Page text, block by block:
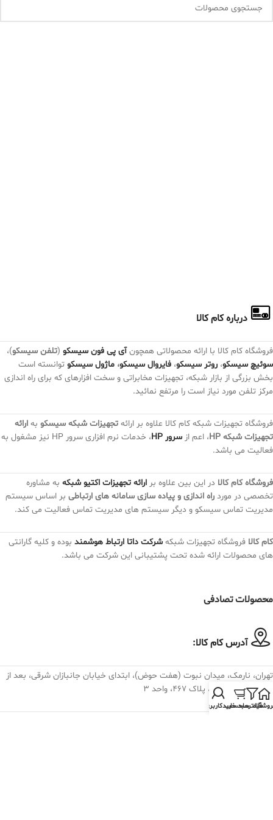
درباره کام کالا
فروشگاه کام کالا با ارائه محصولاتی همچونآی پی فون سیسکو (تلفن سیسکو)،
سوئیچ سیسکو، روتر سیسکو، فایروال سیسکو، ماژول سیسکو توانسته است
بخش بزرگی از بازار شبکه، تجهیزات مخابراتی و سخت افزارهای که برای راه اندازی
مرکز تلفن مورد نیاز است را مرتفع نمائید.
فروشگاه تجهیزات شبکه کام کالا علاوه بر ارائه تجهیزات شبکه سیسکو به ارائه
تجهیزات شبکه HP
، اعم از سرور HP
، خدمات نرم افزاری سرور HP نیز مشغول به
فعالیت می باشد.
فروشگاه کام کالا در این بین علاوه بر ارائه تجهیزات اکتیو شبکه به مشاوره
تخصصی در مورد راه اندازی و پیاده سازی سامانه های ارتباطی بر اساس سیستم
مدیریت تماس سیسکو و دیگر سیستم های مدیریت تماس فعالیت می کند.
کام کالا فروشگاه تجهیزات شبکه شرکت داتا ارتباط هوشمند بوده و کلیه گارانتی
های محصولات ارائه شده تحت پشتیبانی این شرکت می باشد.
محصولات تصادفی
آدرس کام کالا:
تهران، نارمک، میدان نبوت (هفت حوض)، ابتدای خیابان جانبازان شرقی، بعد از
تقاطع خیابان لادن، پلاک ۴۶۷، واحد ۳
فیلترهاسبد خرید
حساب کاربری من